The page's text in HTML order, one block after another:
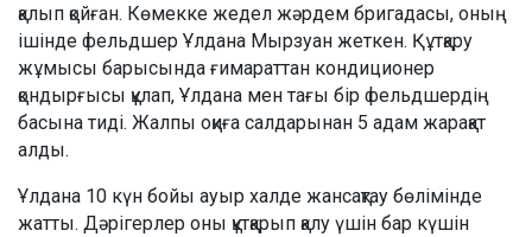
қалып қойған. Көмекке жедел жәрдем бригадасы, оның
ішінде фельдшер Ұлдана Мырзуан жеткен. Құтқару
жұмысы барысында ғимараттан кондиционер
қондырғысы құлап, Ұлдана мен тағы бір фельдшердің
басына тиді. Жалпы оқиға салдарынан 5 адам жарақат
алды.
Ұлдана 10 күн бойы ауыр халде жансақтау бөлімінде
жатты. Дәрігерлер оны құтқарып қалу үшін бар күшін